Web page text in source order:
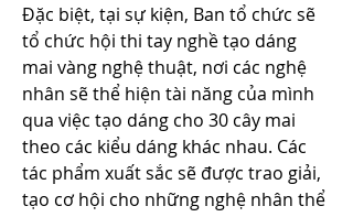
Đặc biệt, tại sự kiện, Ban tổ chức sẽ
tổ chức hội thi tay nghề tạo dáng
mai vàng nghệ thuật, nơi các nghệ
nhân sẽ thể hiện tài năng của mình
qua việc tạo dáng cho 30 cây mai
theo các kiểu dáng khác nhau. Các
tác phẩm xuất sắc sẽ được trao giải,
tạo cơ hội cho những nghệ nhân thể